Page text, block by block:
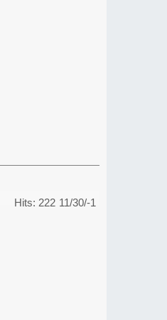
11/30/-1
Hits: 222